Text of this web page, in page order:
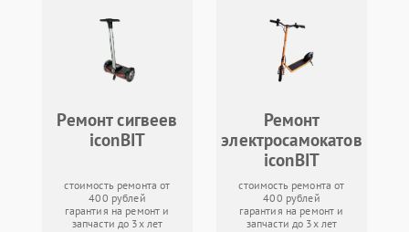
Ремонт сигвеев
iconBIT
стоимость ремонта от
400 рублей
гарантия на ремонт и
запчасти до 3х лет
Ремонт
электросамокатов
iconBIT
стоимость ремонта от
400 рублей
гарантия на ремонт и
запчасти до 3х лет